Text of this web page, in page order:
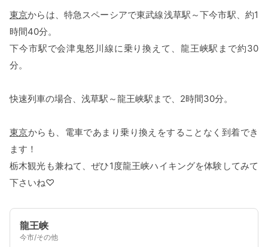
東京からは、特急スペーシアで東武線浅草駅～下今市駅、約1
時間40分。
下今市駅で会津鬼怒川線に乗り換えて、龍王峡駅まで約30
分。
快速列車の場合、浅草駅～龍王峡駅まで、2時間30分。
東京からも、電車であまり乗り換えをすることなく到着でき
ます！
栃木観光も兼ねて、ぜひ1度龍王峡ハイキングを体験してみて
下さいね♡
龍王峡
今市/その他